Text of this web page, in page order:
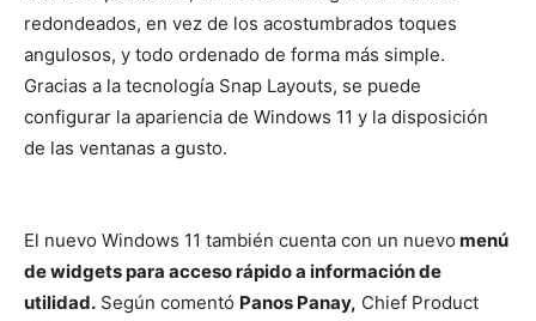
redondeados, en vez de los acostumbrados toques
angulosos, y todo ordenado de forma más simple.
Gracias a la tecnología Snap Layouts, se puede
configurar la apariencia de Windows 11 y la disposición
de las ventanas a gusto.
El nuevo Windows 11 también cuenta con un nuevo menú
de widgets para acceso rápido a información de
utilidad. Según comentó Panos Panay, Chief Product